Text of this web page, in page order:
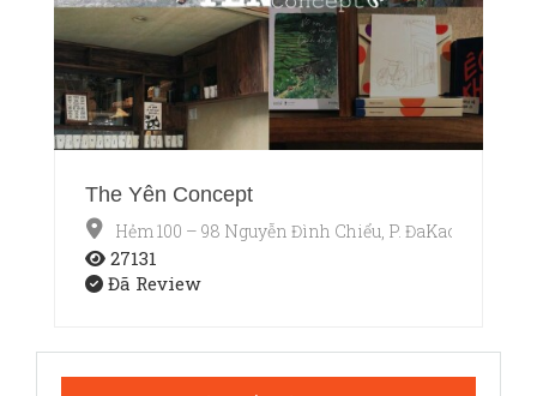
The Yên Concept
Hẻm 100 – 98 Nguyễn Đình Chiểu, P. ĐaKao, Quận 1,
27131
Đã Review